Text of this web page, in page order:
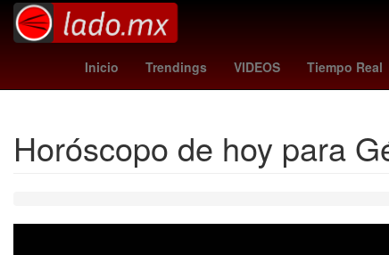
Inicio Trendings VIDEOS Tiempo Real
mexico news Ubisoft Gobierno
Horóscopo de hoy para